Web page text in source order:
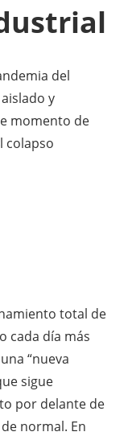
del
y
momento de
colapso
total de
cada día más
“nueva
sigue
por delante de
normal. En